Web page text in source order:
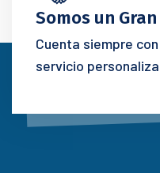
Somos un
Cuenta siempre
servicio